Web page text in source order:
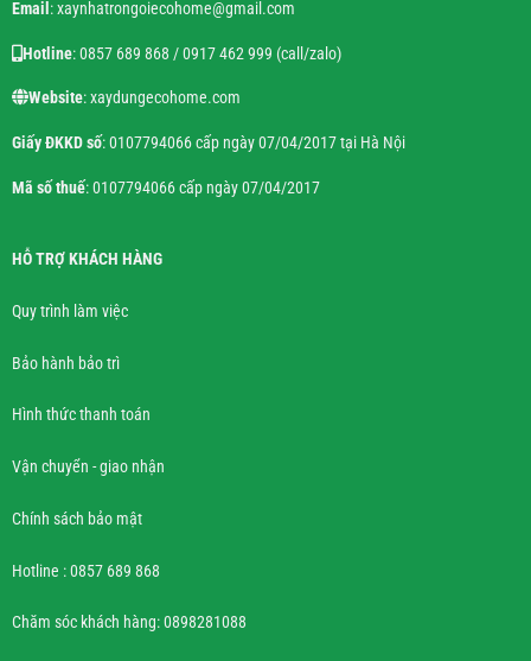
Email : xaynhatrongoiecohome@gmail.com
Hotline: 0857 689 868 / 0917 462 999 (call/zalo)
Website: xaydungecohome.com
Giấy ĐKKD số: 0107794066 cấp ngày 07/04/2017 tại Hà Nội
Mã số thuế: 0107794066 cấp ngày 07/04/2017
HỖ TRỢ KHÁCH HÀNG
Quy trình làm việc
Bảo hành bảo trì
Hình thức thanh toán
Vận chuyển - giao nhận
Chính sách bảo mật
Hotline : 0857 689 868
Chăm sóc khách hàng: 0898281088